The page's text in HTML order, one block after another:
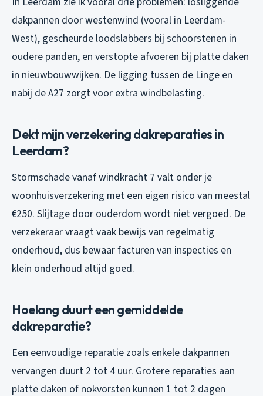
dakpannen door westenwind (vooral in Leerdam-
West), gescheurde loodslabbers bij schoorstenen in
oudere panden, en verstopte afvoeren bij platte daken
in nieuwbouwwijken. De ligging tussen de Linge en
nabij de A27 zorgt voor extra windbelasting.
Dekt mijn verzekering dakreparaties in
Leerdam?
Stormschade vanaf windkracht 7 valt onder je
woonhuisverzekering met een eigen risico van meestal
€250. Slijtage door ouderdom wordt niet vergoed. De
verzekeraar vraagt vaak bewijs van regelmatig
onderhoud, dus bewaar facturen van inspecties en
klein onderhoud altijd goed.
Hoelang duurt een gemiddelde
dakreparatie?
Een eenvoudige reparatie zoals enkele dakpannen
vervangen duurt 2 tot 4 uur. Grotere reparaties aan
platte daken of nokvorsten kunnen 1 tot 2 dagen